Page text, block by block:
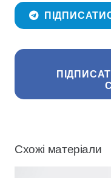
Схожі матеріали